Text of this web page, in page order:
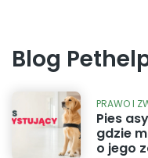
Blog
PRAWO I
Pies
gdzie
o jego